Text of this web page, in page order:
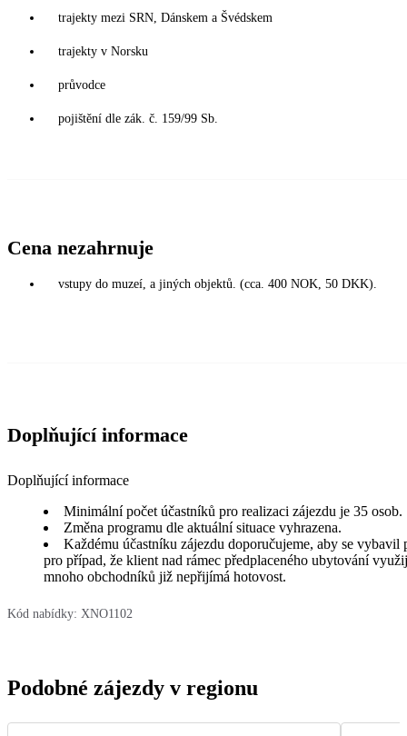
trajekty mezi SRN, Dánskem a Švédskem
trajekty v Norsku
průvodce
pojištění dle zák. č. 159/99 Sb.
Cena nezahrnuje
vstupy do muzeí, a jiných objektů. (cca. 400 NOK, 50 DKK).
Doplňující informace
Doplňující informace
Minimální počet účastníků pro realizaci zájezdu je 35 osob.
Změna programu dle aktuální situace vyhrazena.
Každému účastníku zájezdu doporučujeme, aby se
pro případ, že klient nad rámec předplaceného ubytování
mnoho obchodníků již nepřijímá hotovost.
Kód nabídky: XNO1102
Podobné zájezdy v regionu